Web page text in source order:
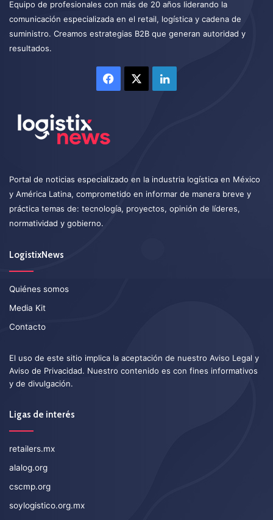
Equipo de profesionales con más de 20 años liderando la
comunicación especializada en el retail, logística y cadena de
suministro. Creamos estrategias B2B que generan autoridad y
resultados.
Facebook LinkedIn
Portal de noticias especializado en la industria logística en México
y América Latina, comprometido en informar de manera breve y
práctica temas de: tecnología, proyectos, opinión de líderes,
normatividad y gobierno.
LogistixNews
Quiénes somos
Media Kit
Contacto
El uso de este sitio implica la aceptación de nuestro Aviso Legal y
Aviso de Privacidad. Nuestro contenido es con fines informativos
y de divulgación.
Ligas de interés
retailers.mx
alalog.org
cscmp.org
soylogistico.org.mx